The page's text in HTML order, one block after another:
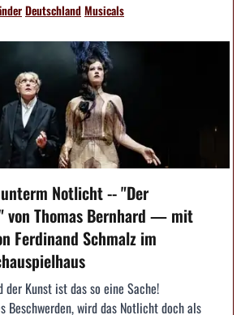
DeutschlandMusicals
Notlicht -- "Der
von Thomas Bernhard — mit
Ferdinand Schmalz im
Kunst ist das so eine Sache!
Beschwerden, wird das Notlicht doch als